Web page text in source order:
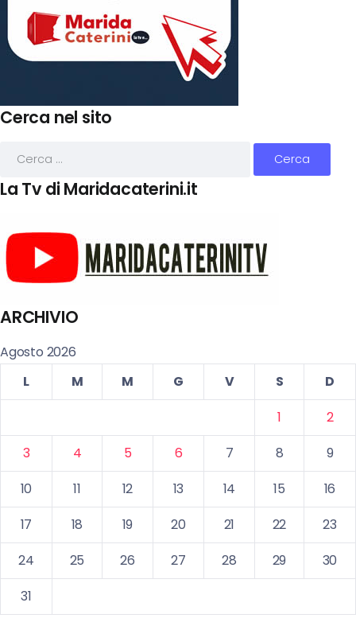
Cerca nel sito
La Tv di Maridacaterini.it
ARCHIVIO
Agosto 2026
L
M M G V S
D
1
2
3
4 5 6 7 8
9
10
11 12 13 14 15
16
17
18 19 20 21 22
23
24
25 26 27 28 29
30
31